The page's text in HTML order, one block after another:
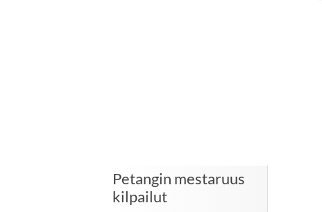
Petangin mestaruus
kilpailut